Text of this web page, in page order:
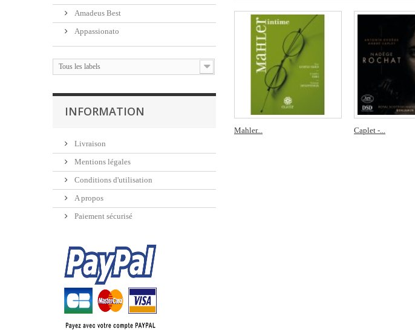
Amadeus Best
Appassionato
Tous les labels
INFORMATION
Livraison
Mentions légales
Conditions d'utilisation
A propos
Paiement sécurisé
Mahler... Caplet -...